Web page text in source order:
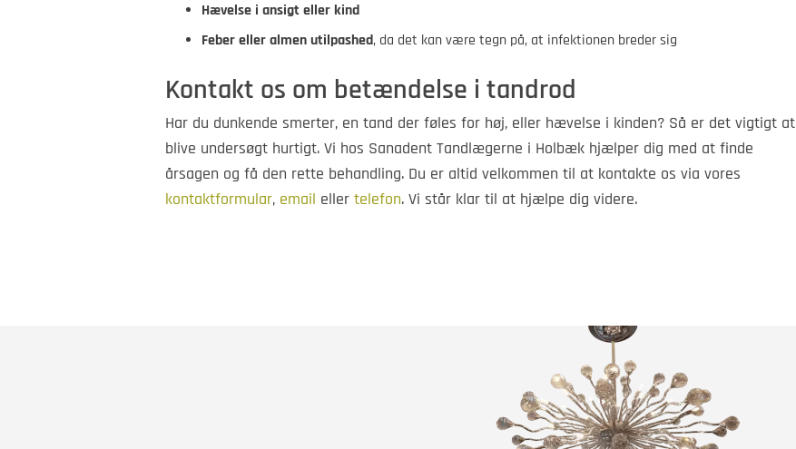
Hævelse i ansigt eller kind
Feber eller almen utilpashed, da det kan være tegn på, at infektionen breder sig
Kontakt os om betændelse i tandrod
Har du dunkende smerter, en tand der føles for høj, eller hævelse i kinden? Så er det vigtigt at
blive undersøgt hurtigt. Vi hos Sanadent Tandlægerne i Holbæk hjælper dig med at finde
årsagen og få den rette behandling. Du er altid velkommen til at kontakte os via vores
kontaktformular, email eller telefon. Vi står klar til at hjælpe dig videre.